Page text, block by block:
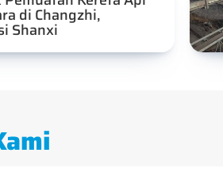
di Changzhi,
Shanxi